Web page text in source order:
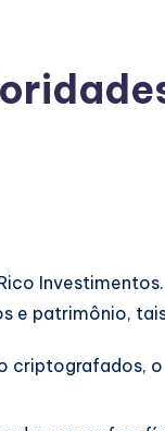
e patrimônio,
criptografados,